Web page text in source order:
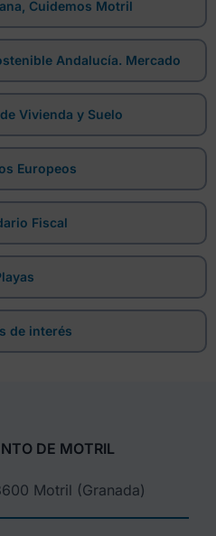
Cuidemos Motril
Andalucía. Mercado
Vivienda y Suelo
Europeos
Fiscal
de interés
DE MOTRIL
Motril (Granada)​